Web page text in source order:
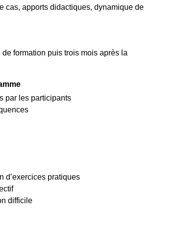
cas, apports didactiques, dynamique de
formation puis trois mois après la
par les participants
d’exercices pratiques
difficile